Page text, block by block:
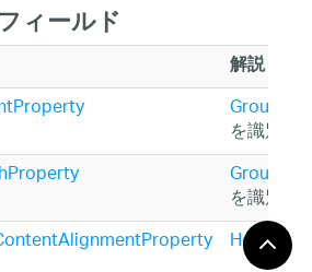
ィールド
解説
を識別
を識別